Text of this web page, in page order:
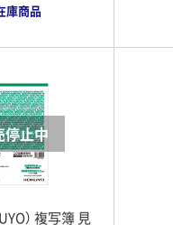
庫商品
） 複写簿 見